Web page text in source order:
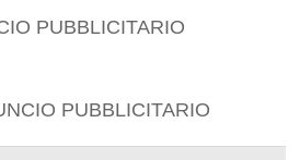
PUBBLICITARIO
PUBBLICITARIO